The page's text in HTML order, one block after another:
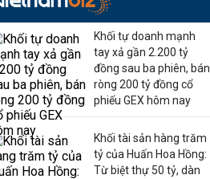
Khối tự doanh mạnh
tay xả gần 2.200 tỷ
đồng sau ba phiên, bán
ròng 200 tỷ đồng cổ
phiếu GEX hôm nay
Khối tài sản hàng trăm
tỷ của Huấn Hoa Hồng:
Từ biệt thự 50 tỷ, dàn